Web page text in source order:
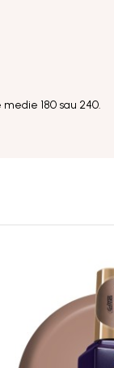
180 sau 240.